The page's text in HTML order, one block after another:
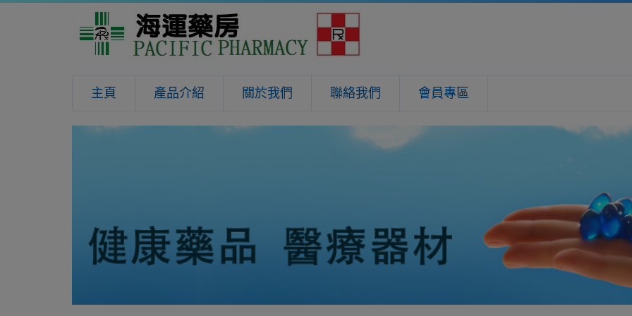
主頁 產品介紹 關於我們 聯絡我們 會員專區